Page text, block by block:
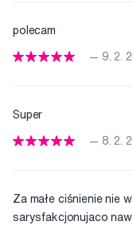
polecam
— 9. 2.
Super
— 8. 2.
Za małe ciśnienie nie
sarysfakcjonujaco